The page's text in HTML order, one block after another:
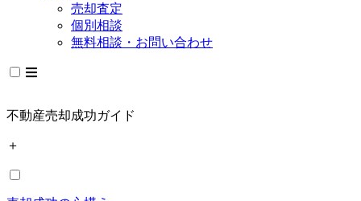
売却査定
個別相談
無料相談・お問い合わせ
不動産売却成功ガイド
＋